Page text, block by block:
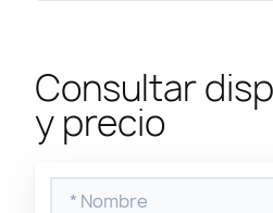
Consultar
y precio